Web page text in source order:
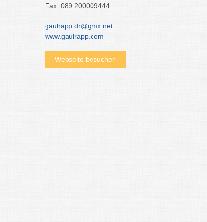
Fax: 089 200009444
gaulrapp.dr@gmx.net
www.gaulrapp.com
Webseite besuchen